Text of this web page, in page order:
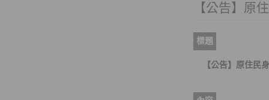
【公告】原
標題
【公告】原住民